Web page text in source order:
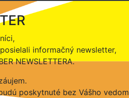
informačný newsletter,
NEWSLETTERA.
poskytnuté bez Vášho